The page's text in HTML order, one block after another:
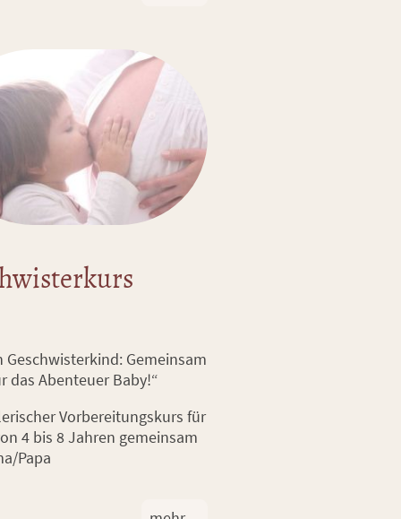
Geschwisterkind: Gemeinsam
das Abenteuer Baby!“
Vorbereitungskurs für
4 bis 8 Jahren gemeinsam
Papa